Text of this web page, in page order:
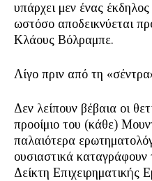
υπάρχει μεν ένας
ωστόσο αποδεικνύεται
Κλάους Βόλραμπε.
Λίγο πριν από τη
Δεν λείπουν βέβαια οι
προοίμιο του (κάθε)
παλαιότερα
ουσιαστικά καταγράφουν
Δείκτη Επιχειρηματικής